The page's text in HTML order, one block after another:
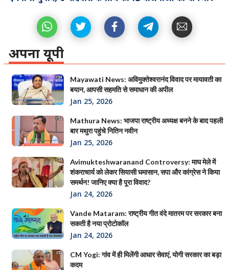
अपना यूपी
Mayawati News: अविमुक्तेश्वरानंद विवाद पर मायावती का
बयान, आपसी सहमति से समाधान की अपील
Jan 25, 2026
Mathura News: भाजपा राष्ट्रीय अध्यक्ष बनने के बाद पहली
बार मथुरा पहुंचे नितिन नवीन
Jan 25, 2026
Avimukteshwaranand Controversy: माघ मेले में
शंकराचार्य को लेकर सियासी घमासान, सपा और कांग्रेस ने किया
समर्थन! जानिए क्या है पूरा विवाद?
Jan 24, 2026
Vande Mataram: राष्ट्रीय गीत वंदे मातरम पर सरकार बना
सकती है नया प्रोटोकॉल
Jan 24, 2026
CM Yogi: गांव में ही मिलेंगी आधार सेवाएं, योगी सरकार का बड़ा
कदम